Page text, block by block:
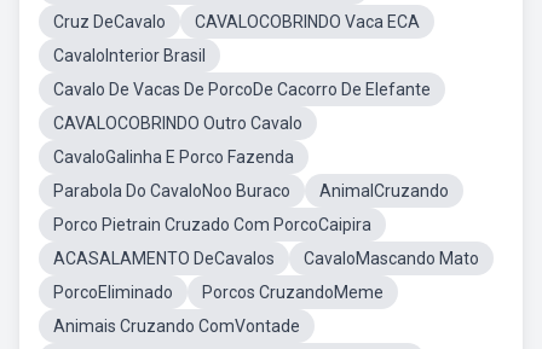
Cruz DeCavalo
CAVALOCOBRINDO Vaca ECA
CavaloInterior Brasil
Cavalo De Vacas De PorcoDe Cacorro De Elefante
CAVALOCOBRINDO Outro Cavalo
CavaloGalinha E Porco Fazenda
Parabola Do CavaloNoo Buraco
AnimalCruzando
Porco Pietrain Cruzado Com PorcoCaipira
ACASALAMENTO DeCavalos
CavaloMascando Mato
PorcoEliminado
Porcos CruzandoMeme
Animais Cruzando ComVontade